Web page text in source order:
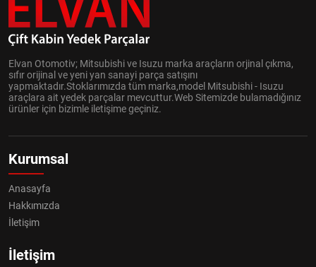
Elvan Otomotiv; Mitsubishi ve Isuzu marka araçların orjinal çıkma,
sıfır orijinal ve yeni yan sanayi parça satışını
yapmaktadır.Stoklarımızda tüm marka,model Mitsubishi - Isuzu
araçlara ait yedek parçalar mevcuttur.Web Sitemizde bulamadığınız
ürünler için bizimle iletişime geçiniz.
Kurumsal
Anasayfa
Hakkımızda
İletişim
İletişim